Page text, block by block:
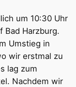
um 10:30 Uhr
Bad Harzburg.
Umstieg in
wir erstmal zu
lag zum
Nachdem wir